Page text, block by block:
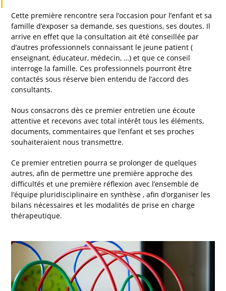
Cette première rencontre sera l’occasion pour l’enfant et sa
famille d’exposer sa demande, ses questions, ses doutes. Il
arrive en effet que la consultation ait été conseillée par
d’autres professionnels connaissant le jeune patient (
enseignant, éducateur, médecin, …) et que ce conseil
interroge la famille. Ces professionnels pourront être
contactés sous réserve bien entendu de l’accord des
consultants.
Nous consacrons dès ce premier entretien une écoute
attentive et recevons avec total intérêt tous les éléments,
documents, commentaires que l’enfant et ses proches
souhaiteraient nous transmettre.
Ce premier entretien pourra se prolonger de quelques
autres, afin de permettre une première approche des
difficultés et une première réflexion avec l’ensemble de
l’équipe pluridisciplinaire en synthèse , afin d’organiser les
bilans nécessaires et les modalités de prise en charge
thérapeutique.